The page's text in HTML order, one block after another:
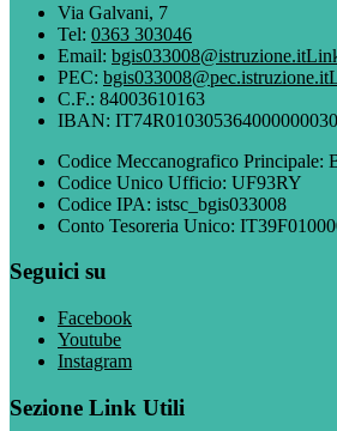
Via Galvani, 7
Tel: 0363 303046
Email: bgis033008@istruzione.it
PEC: bgis033008@pec.istruzione.it
C.F.: 84003610163
IBAN:
Codice Meccanografico Principale:
Codice Unico Ufficio: UF93RY
Codice IPA: istsc_bgis033008
Conto Tesoreria Unico:
Seguici su
Facebook
Youtube
Instagram
Sezione Link Utili